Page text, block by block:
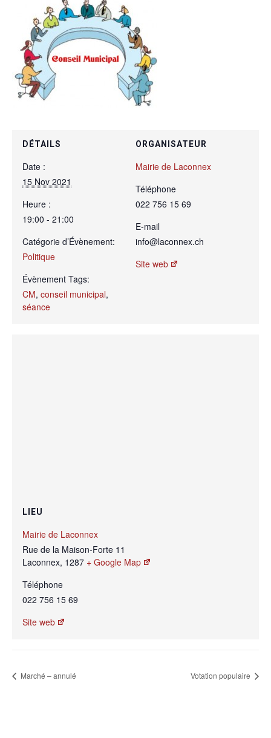
Genève
DÉTAILS
Date :
15 Nov 2021
Heure :
19:00 - 21:00
Catégorie d’Évènement:
Politique
Évènement Tags:
CM, conseil municipal,
séance
ORGANISATEUR
Mairie de Laconnex
Téléphone
022 756 15 69
E-mail
info@laconnex.ch
Site web
LIEU
Mairie de Laconnex
Rue de la Maison-Forte 11
Laconnex, 1287 + Google Map
Téléphone
022 756 15 69
Site web
Marché – annulé Votation populaire